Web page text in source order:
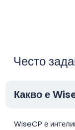
Често
Какво е
WiseCP е